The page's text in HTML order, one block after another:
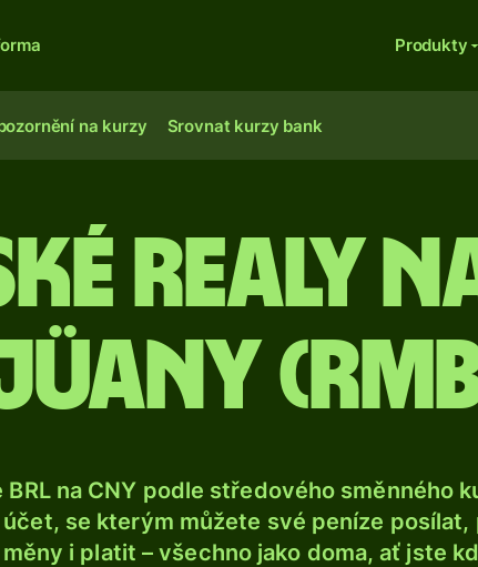
Produkty
na kurzy Srovnat kurzy bank
realy
na CNY podle středového směnného
se kterým můžete své peníze posílat,
i platit – všechno jako doma, ať jste